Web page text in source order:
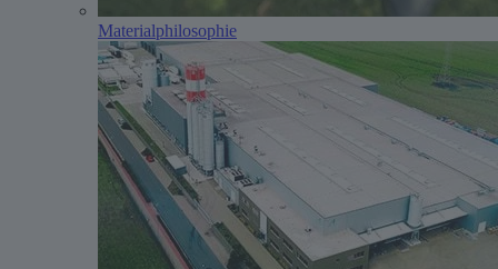
Materialphilosophie